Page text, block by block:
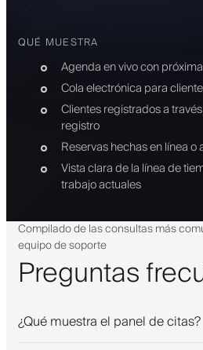
QUÉ MUESTRA
Agenda en vivo con
Cola electrónica para
Clientes registrados a
registro
Reservas hechas en línea
Vista clara de la línea de
trabajo actuales
Compilado de las consultas más
equipo de soporte
Preguntas
¿Qué muestra el panel de citas?